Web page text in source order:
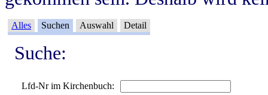
Alles Suchen Auswahl Detail
Suche:
Lfd-Nr im Kirchenbuch: